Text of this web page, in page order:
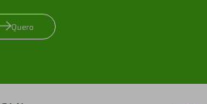
Quero